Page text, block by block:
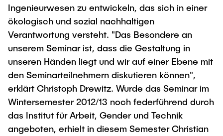
Ingenieurwesen zu entwickeln, das sich in einer
ökologisch und sozial nachhaltigen
Verantwortung versteht. "Das Besondere an
unserem Seminar ist, dass die Gestaltung in
unseren Händen liegt und wir auf einer Ebene mit
den Seminarteilnehmern diskutieren können",
erklärt Christoph Drewitz. Wurde das Seminar im
Wintersemester 2012/13 noch federführend durch
das Institut für Arbeit, Gender und Technik
angeboten, erhielt in diesem Semester Christian